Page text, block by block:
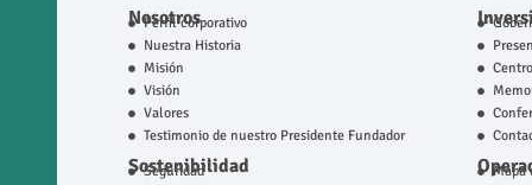
Nosotros
Perfil corporativo
Nuestra Historia
Misión
Visión
Valores
Testimonio de nuestro Presidente Fundador
Sostenibilidad
Seguridad Mapa